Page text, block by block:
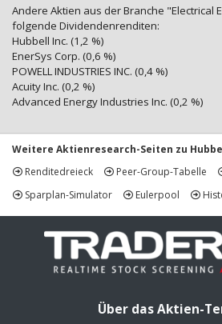
Andere Aktien aus der Branche "Electrical
folgende Dividendenrenditen:
Hubbell Inc. (1,2 %)
EnerSys Corp. (0,6 %)
POWELL INDUSTRIES INC. (0,4 %)
Acuity Inc. (0,2 %)
Advanced Energy Industries Inc. (0,2 %)
Weitere Aktienresearch-Seiten zu
Renditedreieck
Peer-Group-Tabelle
Sparplan-Simulator
Eulerpool
Über das Aktien-